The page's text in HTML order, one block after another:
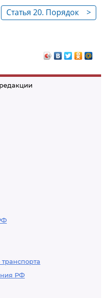
РФ
>
Статья 20. Порядок
прекращения
действия лицензии
и аннулирования
лицензии